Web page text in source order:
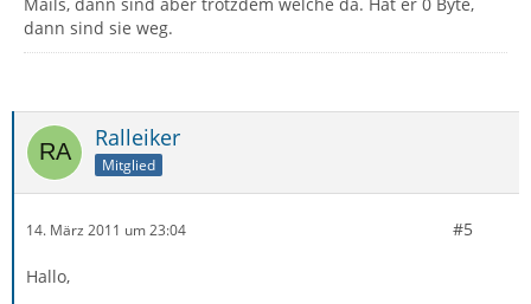
dann sind sie weg.
Ralleiker
Mitglied
14. März 2011 um 23:04 #5
Hallo,